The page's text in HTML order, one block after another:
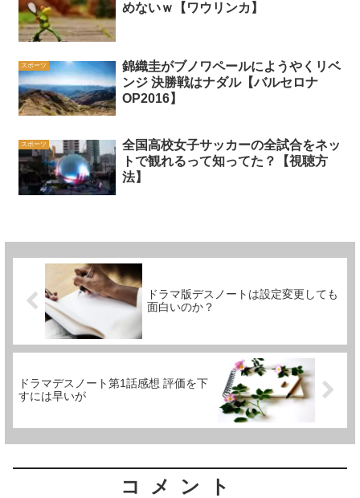
めないｗ【ワウリンカ】
スポーツ
錦織圭がブノワペールにようやくリベ
ンジ 決勝戦はナダル【バルセロナ
OP2016】
スポーツ
全国高校女子サッカーの全試合をネッ
トで観れるって知ってた？【視聴方
法】
ドラマ版デスノートは設定変更しても
面白いのか？
ドラマデスノート第1話感想 評価を下
すには早いが
コメント